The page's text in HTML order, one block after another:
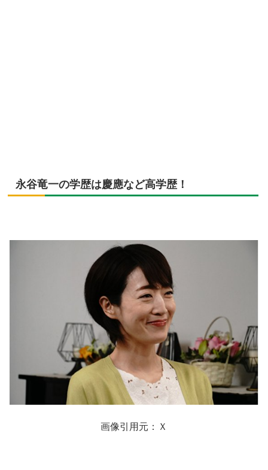
永谷竜一の学歴は慶應など高学歴！
画像引用元：Ｘ